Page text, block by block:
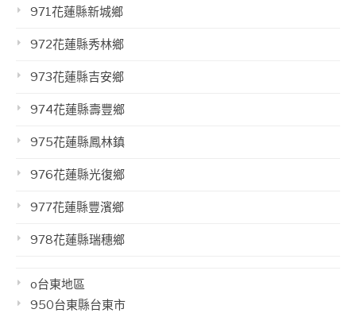
971花蓮縣新城鄉
972花蓮縣秀林鄉
973花蓮縣吉安鄉
974花蓮縣壽豐鄉
975花蓮縣鳳林鎮
976花蓮縣光復鄉
977花蓮縣豐濱鄉
978花蓮縣瑞穗鄉
o台東地區
950台東縣台東市